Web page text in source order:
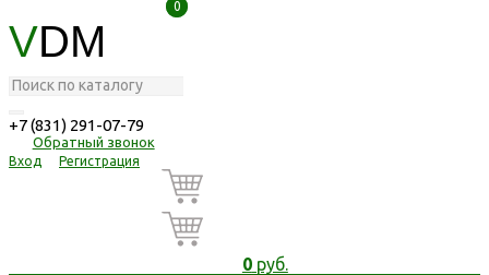
VDM
+7 (831) 291-07-79
Обратный звонок
Вход Регистрация
0
0
0руб.